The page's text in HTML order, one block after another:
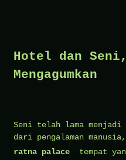
Hotel dan
Mengagumkan
Seni telah lama
dari pengalaman
ratna palace tempat